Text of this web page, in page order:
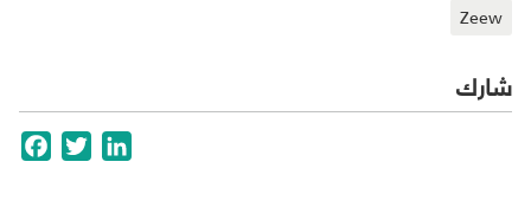
Zeew
شارك
TwitterLinkedIn